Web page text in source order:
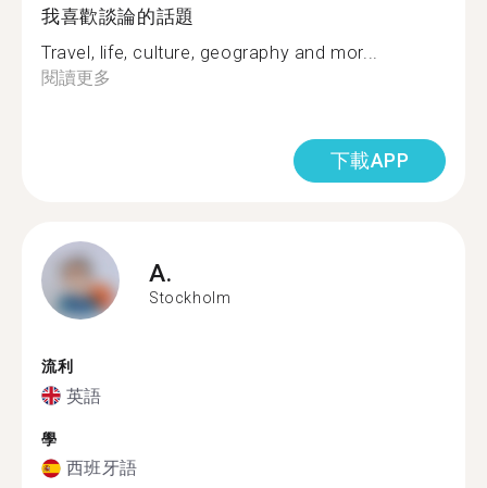
我喜歡談論的話題
Travel, life, culture, geography and mor...
閱讀更多
下載APP
A.
Stockholm
流利
英語
學
西班牙語